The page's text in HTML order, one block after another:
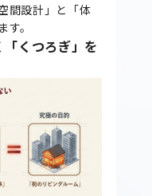
間設計」と「体
。
くつろぎ」を